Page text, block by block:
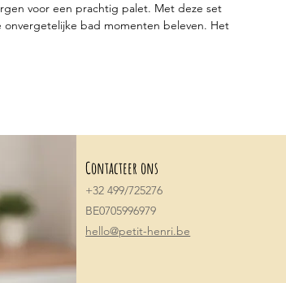
voor een prachtig palet. Met deze set
onvergetelijke bad momenten beleven. Het
Contacteer ons
+32 499/725276
BE0705996979
hello@petit-henri.be